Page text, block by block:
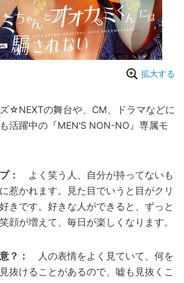
拡大する
☆NEXTの舞台や、CM、ドラマなどに
活躍中の『MEN'S NON-NO』専属モ
プ：
よく笑う人、自分が持ってないも
惹かれます。見た目でいうと目がクリ
きです。好きな人ができると、ずっと
顔が増えて、毎日が楽しくなります。
？：
人の表情をよく見ていて、何を
抜けることがあるので、嘘も見抜くこ